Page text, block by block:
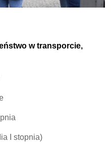
w transporcie,
I stopnia)